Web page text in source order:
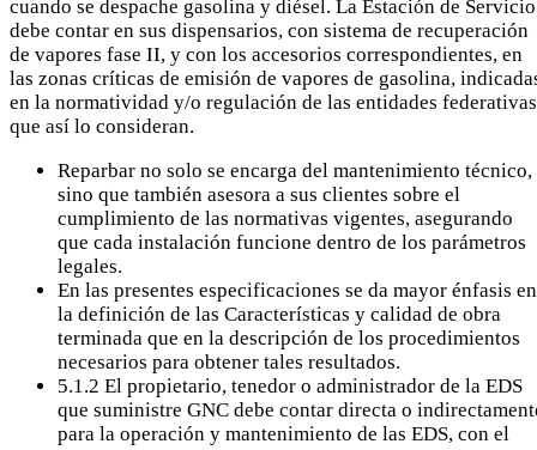
cuando se despache gasolina y diésel. La Estación de Servicio
debe contar en sus dispensarios, con sistema de recuperación
de vapores fase II, y con los accesorios correspondientes, en
las zonas críticas de emisión de vapores de gasolina,
en la normatividad y/o regulación de las entidades federativas
que así lo consideran.
Reparbar no solo se encarga del mantenimiento técnico,
sino que también asesora a sus clientes sobre el
cumplimiento de las normativas vigentes, asegurando
que cada instalación funcione dentro de los parámetros
legales.
En las presentes especificaciones se da mayor énfasis en
la definición de las Características y calidad de obra
terminada que en la descripción de los procedimientos
necesarios para obtener tales resultados.
5.1.2 El propietario, tenedor o administrador de la EDS
que suministre GNC debe contar directa o
para la operación y mantenimiento de las EDS, con el